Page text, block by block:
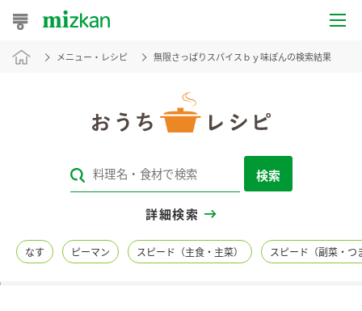
おうちレシピ
レシピカテゴリ一覧
レシピ名特集
メニュー・レシピ 無限さっぱりスパイスｂｙ味ぽんの検索結果
検索
詳細検索
なす ピーマン スピード（主食・主菜） スピード（副菜・つ